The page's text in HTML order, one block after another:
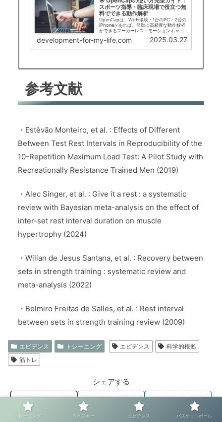
スポーツ指導・臨床現場で役立つ無
料でできる動作解析
OpenCapは、Wi-Fi環境・1台のPC・2台の
iPhoneがあれば、簡単に高精度な動作解析
ができるマーカーレス・モーションキャプ
チャシステムです。ここでは、OpenCapの
基本的な使い方について、初心者でもわか
development-for-my-life.com 2025.03.27
参考文献
・Estêvão Monteiro, et al. : Effects of Different
Between Test Rest Intervals in Reproducibility of the
10-Repetition Maximum Load Test: A Pilot Study with
Recreationally Resistance Trained Men (2019)
・Alec Singer, et al. : Give it a rest : a systematic
review with Bayesian meta-analysis on the effect of
inter-set rest interval duration on muscle
hypertrophy (2024)
・Wilian de Jesus Santana, et al. : Recovery between
sets in strength training : systematic review and
meta-analysis (2022)
・Belmiro Freitas de Salles, et al. : Rest interval
between sets in strength training review (2009)
エビデンス トレーニング エビデンス
科学的根拠
筋トレ
シェアする
はてブ
トレーニング ウイスキー エビデンス バスケットボール